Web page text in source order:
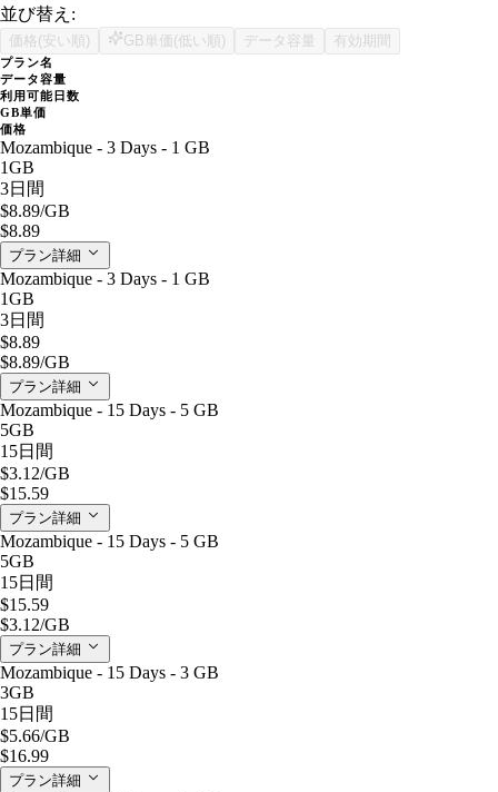
並び替え:
価格(安い順) GB単価(低い順) データ容量 有効期間
プラン名
データ容量
利用可能日数
GB単価
価格
Mozambique - 3 Days - 1 GB
1GB
3日間
$8.89/GB
$8.89
プラン詳細
Mozambique - 3 Days - 1 GB
1GB
3日間
$8.89
$8.89/GB
プラン詳細
Mozambique - 15 Days - 5 GB
5GB
15日間
$3.12/GB
$15.59
プラン詳細
Mozambique - 15 Days - 5 GB
5GB
15日間
$15.59
$3.12/GB
プラン詳細
Mozambique - 15 Days - 3 GB
3GB
15日間
$5.66/GB
$16.99
プラン詳細